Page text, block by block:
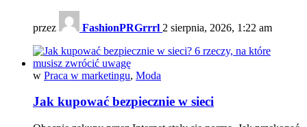
przez FashionPRGrrrl 2 sierpnia, 2026, 1:22 am
w Praca w marketingu, Moda
Jak kupować bezpiecznie w sieci